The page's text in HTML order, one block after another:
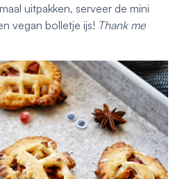
uitpakken, serveer de mini
vegan bolletje ijs! Thank me